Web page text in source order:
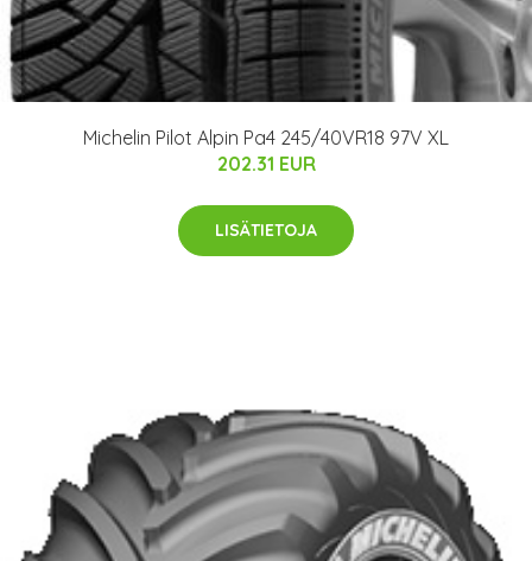
Michelin Pilot Alpin Pa4 245/40VR18 97V XL
202.31 EUR
LISÄTIETOJA